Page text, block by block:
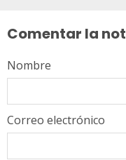
Comentar la
Nombre
Correo electrónico